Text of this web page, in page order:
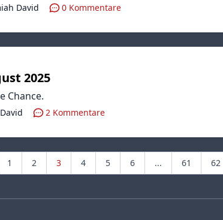
David 0 Kommentare
2025
Chance.
2 Kommentare
1 2 3 4 5 6 ... 61 62